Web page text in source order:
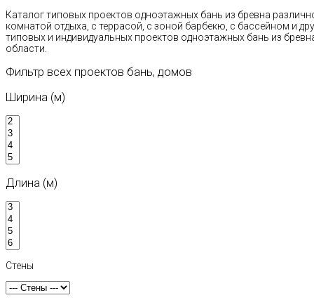
Каталог типовых проектов одноэтажных бань из бревна
комнатой отдыха, с террасой, с зоной барбекю, с бассейном и
типовых и индивидуальных проектов одноэтажных бань из
области.
Фильтр всех проектов бань, домов
Ширина (м)
Длина (м)
Стены